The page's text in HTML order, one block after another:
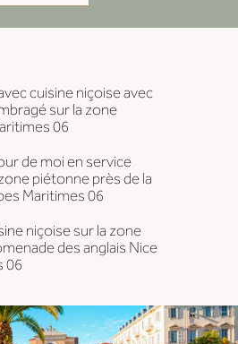
cuisine niçoise avec
sur la zone
06
de moi en service
piétonne près de la
Maritimes 06
niçoise sur la zone
des anglais Nice
06